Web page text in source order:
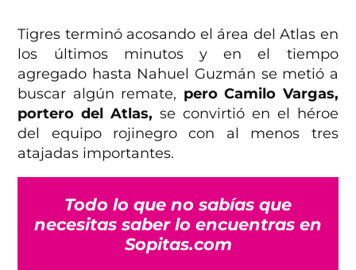
Tigres terminó acosando el área del Atlas en
los últimos minutos y en el tiempo
agregado hasta Nahuel Guzmán se metió a
buscar algún remate, pero Camilo Vargas,
portero del Atlas, se convirtió en el héroe
del equipo rojinegro con al menos tres
atajadas importantes.
Todo lo que no sabías que
necesitas saber lo encuentras en
Sopitas.com